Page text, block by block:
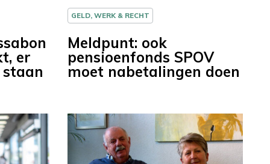
er
GELD, WERK & RECHT
Meldpunt: ook
pensioenfonds SPOV
moet nabetalingen doen